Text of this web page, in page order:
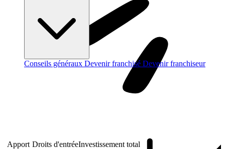
Conseils généraux Devenir franchisé Devenir franchiseur
Apport Droits d'entréeInvestissement total